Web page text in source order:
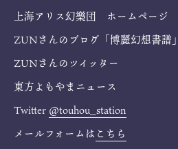
上海アリス幻樂団 ホームページ
ZUNさんのブログ「博麗幻想書譜」
ZUNさんのツイッター
東方よもやまニュース
Twitter @touhou_station
メールフォームは こちら